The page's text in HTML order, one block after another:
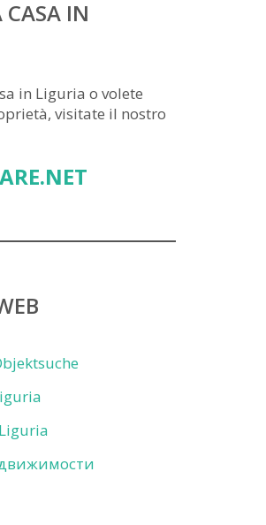
CASA IN
in Liguria o volete
visitate il nostro